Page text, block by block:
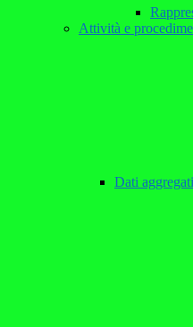
Attività e
Dati